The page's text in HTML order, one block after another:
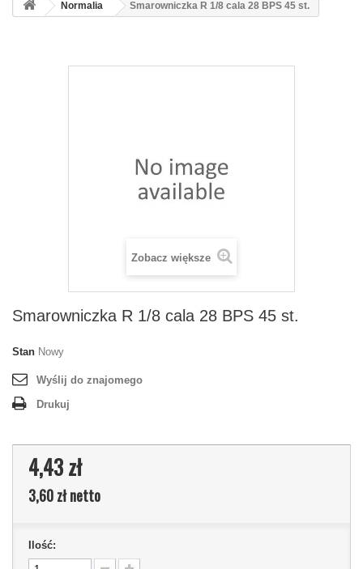
Normalia Smarowniczka R 1/8 cala 28 BPS 45 st.
Zobacz większe
Smarowniczka R 1/8 cala 28 BPS 45 st.
Stan Nowy
Wyślij do znajomego
Drukuj
4,43 zł
3,60 złnetto
Ilość: